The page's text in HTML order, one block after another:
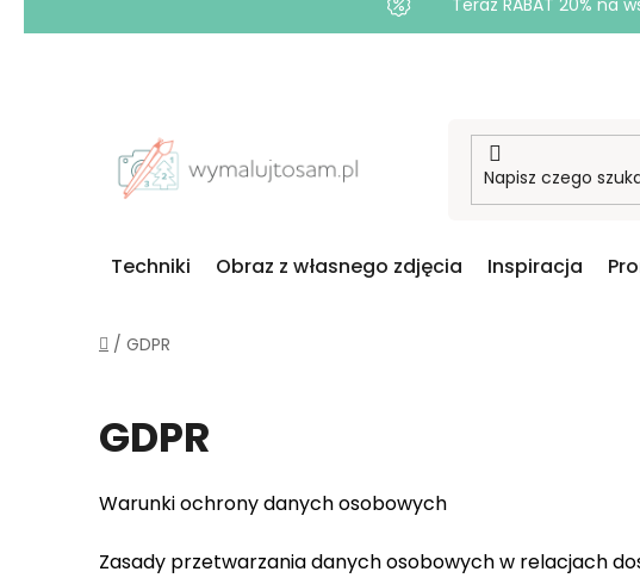
Teraz RABAT 20% na
Techniki Obraz z własnego zdjęcia Inspiracja
Home
/ GDPR
GDPR
Warunki ochrony danych osobowych
Zasady przetwarzania danych osobowych w relacjach